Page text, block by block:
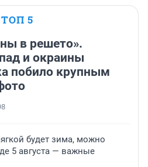
ТОП 5
в решето».
и окраины
побило крупным
будет зима, можно
5 августа — важные